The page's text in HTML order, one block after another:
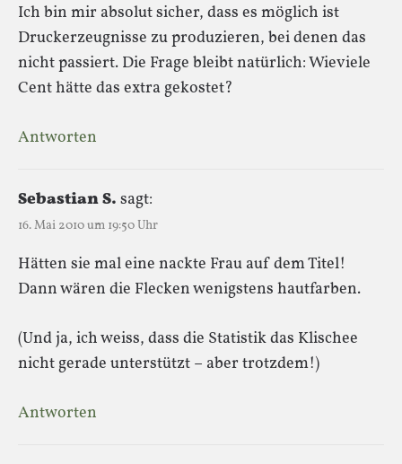
Ich bin mir absolut sicher, dass es möglich ist
Druckerzeugnisse zu produzieren, bei denen das
nicht passiert. Die Frage bleibt natürlich: Wieviele
Cent hätte das extra gekostet?
Antworten
Sebastian S. sagt:
16. Mai 2010 um 19:50 Uhr
Hätten sie mal eine nackte Frau auf dem Titel!
Dann wären die Flecken wenigstens hautfarben.
(Und ja, ich weiss, dass die Statistik das Klischee
nicht gerade unterstützt – aber trotzdem!)
Antworten